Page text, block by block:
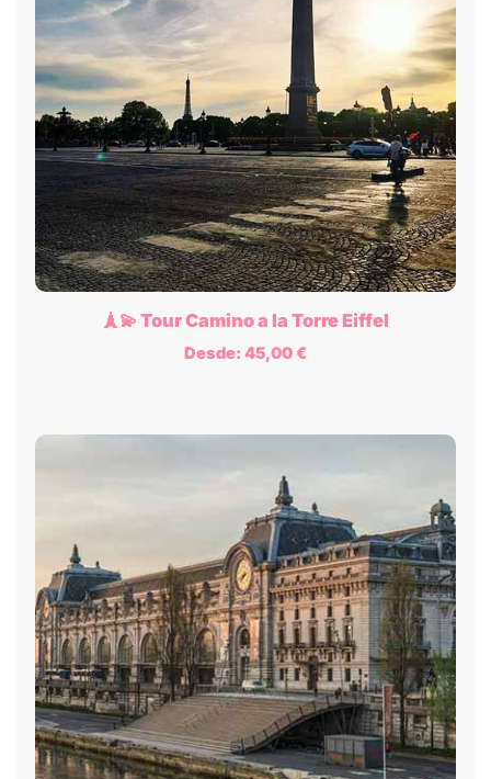
🗼💫 Tour Camino a la Torre Eiffel
Desde: 45,00€